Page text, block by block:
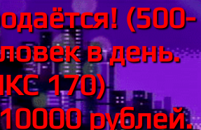
(500-
в день.
170)
рублей.